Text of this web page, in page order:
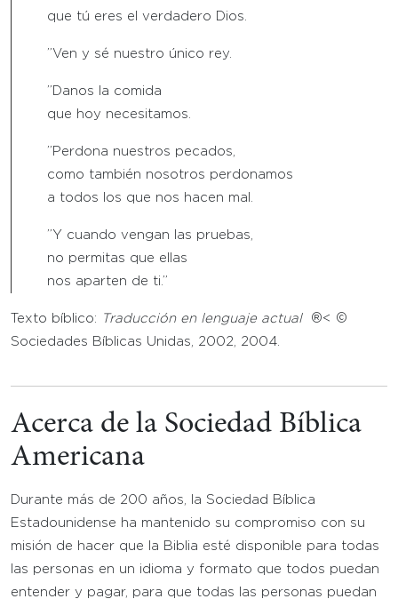
que tú eres el verdadero Dios.
”Ven y sé nuestro único rey.
”Danos la comida
que hoy necesitamos.
”Perdona nuestros pecados,
como también nosotros perdonamos
a todos los que nos hacen mal.
”Y cuando vengan las pruebas,
no permitas que ellas
nos aparten de ti.”
Texto bíblico: Traducción en lenguaje actual®< ©
Sociedades Bíblicas Unidas, 2002, 2004.
Acerca de la Sociedad Bíblica
Americana
Durante más de 200 años, la Sociedad Bíblica
Estadounidense ha mantenido su compromiso con su
misión de hacer que la Biblia esté disponible para todas
las personas en un idioma y formato que todos puedan
entender y pagar, para que todas las personas puedan